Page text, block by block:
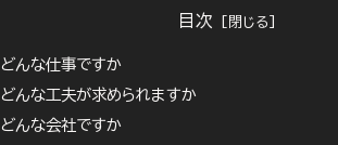
目次
どんな仕事ですか
どんな工夫が求められますか
どんな会社ですか